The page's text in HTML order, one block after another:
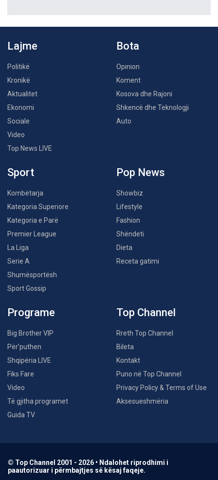
Lajme
Politikë
Kronikë
Aktualitet
Ekonomi
Sociale
Video
Top News LIVE
Bota
Opinion
Koment
Kosova dhe Rajoni
Shkencë dhe Teknologji
Auto
Sport
Kombëtarja
Kategoria Superiore
Kategoria e Parë
Premier League
La Liga
Serie A
Shumësportësh
Sport Gossip
Pop News
Showbiz
Lifestyle
Fashion
Shëndeti
Dieta
Receta gatimi
Programe
Big Brother VIP
Për’puthen
Shqipëria LIVE
Fiks Fare
Video
Të gjitha programet
Guida TV
Top Channel
Rreth Top Channel
Bileta
Kontakt
Puno në Top Channel
Privacy Policy & Terms of Use
Aksesueshmëria
© Top Channel 2001 - 2026 • Ndalohet riprodhimi i
paautorizuar i përmbajtjes së kësaj faqeje.